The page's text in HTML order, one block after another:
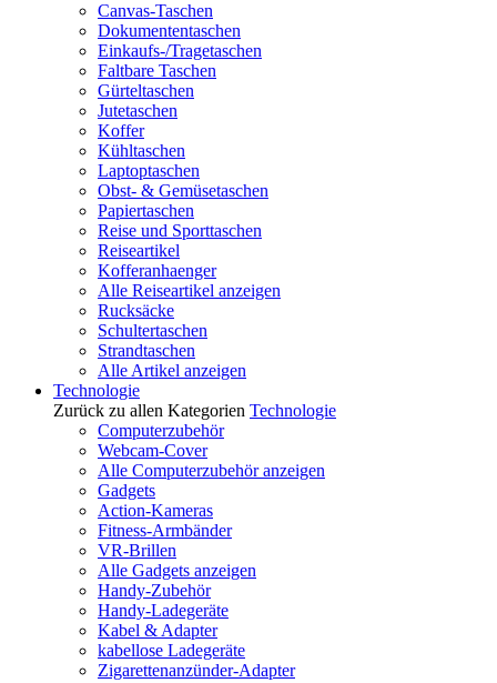
Canvas-Taschen
Dokumententaschen
Einkaufs-/Tragetaschen
Faltbare Taschen
Gürteltaschen
Jutetaschen
Koffer
Kühltaschen
Laptoptaschen
Obst- & Gemüsetaschen
Papiertaschen
Reise und Sporttaschen
Reiseartikel
Kofferanhaenger
Alle Reiseartikel anzeigen
Rucksäcke
Schultertaschen
Strandtaschen
Alle Artikel anzeigen
Technologie
Zurück zu allen Kategorien Technologie
Computerzubehör
Webcam-Cover
Alle Computerzubehör anzeigen
Gadgets
Action-Kameras
Fitness-Armbänder
VR-Brillen
Alle Gadgets anzeigen
Handy-Zubehör
Handy-Ladegeräte
Kabel & Adapter
kabellose Ladegeräte
Zigarettenanzünder-Adapter